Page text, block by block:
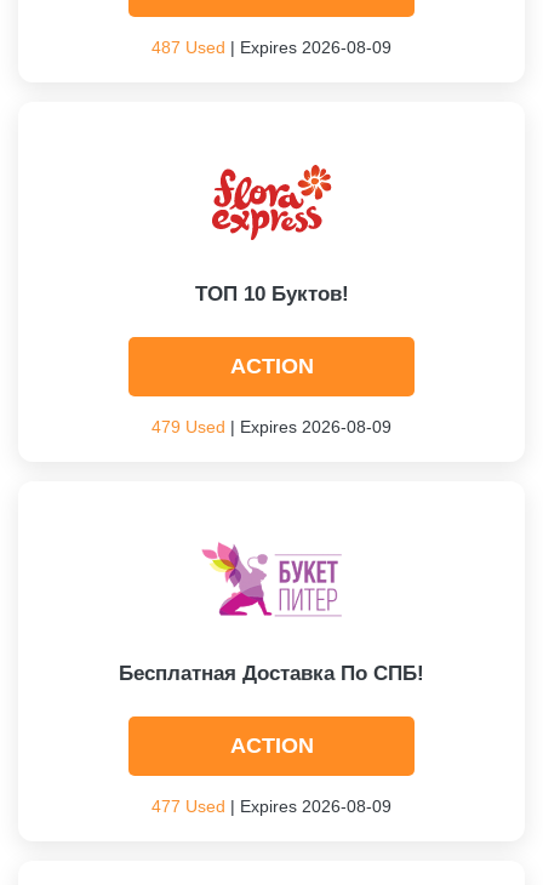
487 Used | Expires 2026-08-09
ТОП 10 Буктов!
ACTION
479 Used | Expires 2026-08-09
Бесплатная Доставка По СПБ!
ACTION
477 Used | Expires 2026-08-09